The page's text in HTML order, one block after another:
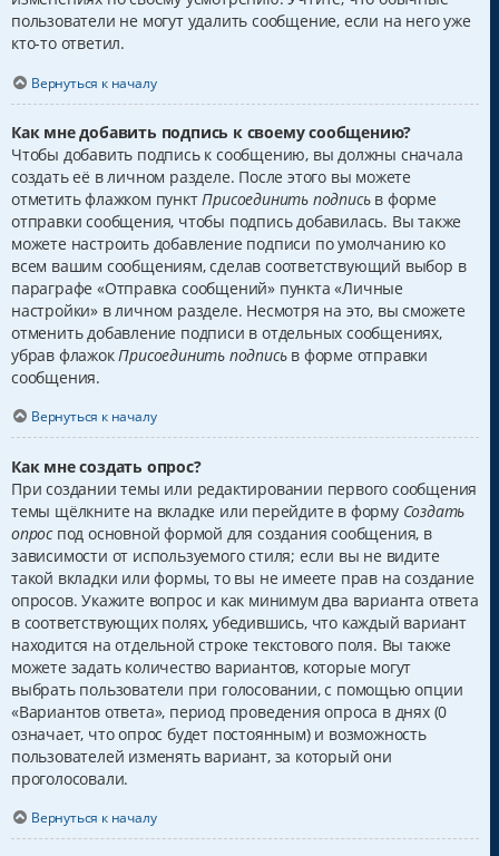
пользователи не могут удалить сообщение, если на него уже
кто-то ответил.
Вернуться к началу
Как мне добавить подпись к своему сообщению?
Чтобы добавить подпись к сообщению, вы должны сначала
создать её в личном разделе. После этого вы можете
отметить флажком пунктПрисоединить подписьв форме
отправки сообщения, чтобы подпись добавилась. Вы также
можете настроить добавление подписи по умолчанию ко
всем вашим сообщениям, сделав соответствующий выбор в
параграфе «Отправка сообщений» пункта «Личные
настройки» в личном разделе. Несмотря на это, вы сможете
отменить добавление подписи в отдельных сообщениях,
убрав флажокПрисоединить подписьв форме отправки
сообщения.
Вернуться к началу
Как мне создать опрос?
При создании темы или редактировании первого сообщения
темы щёлкните на вкладке или перейдите в форму Создать
опроспод основной формой для создания сообщения, в
зависимости от используемого стиля; если вы не видите
такой вкладки или формы, то вы не имеете прав на создание
опросов. Укажите вопрос и как минимум два варианта ответа
в соответствующих полях, убедившись, что каждый вариант
находится на отдельной строке текстового поля. Вы также
можете задать количество вариантов, которые могут
выбрать пользователи при голосовании, с помощью опции
«Вариантов ответа», период проведения опроса в днях (0
означает, что опрос будет постоянным) и возможность
пользователей изменять вариант, за который они
проголосовали.
Вернуться к началу